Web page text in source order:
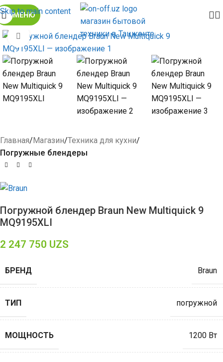
Skip to main content
МЕНЮ
Click to enlarge
Главная Магазин Техника для кухни
Погружные блендеры
Погружной блендер Braun New Multiquick 9
MQ9195XLI
2 247 750 UZS
БРЕНД Braun
ТИП погружной
МОЩНОСТЬ 1200 Вт